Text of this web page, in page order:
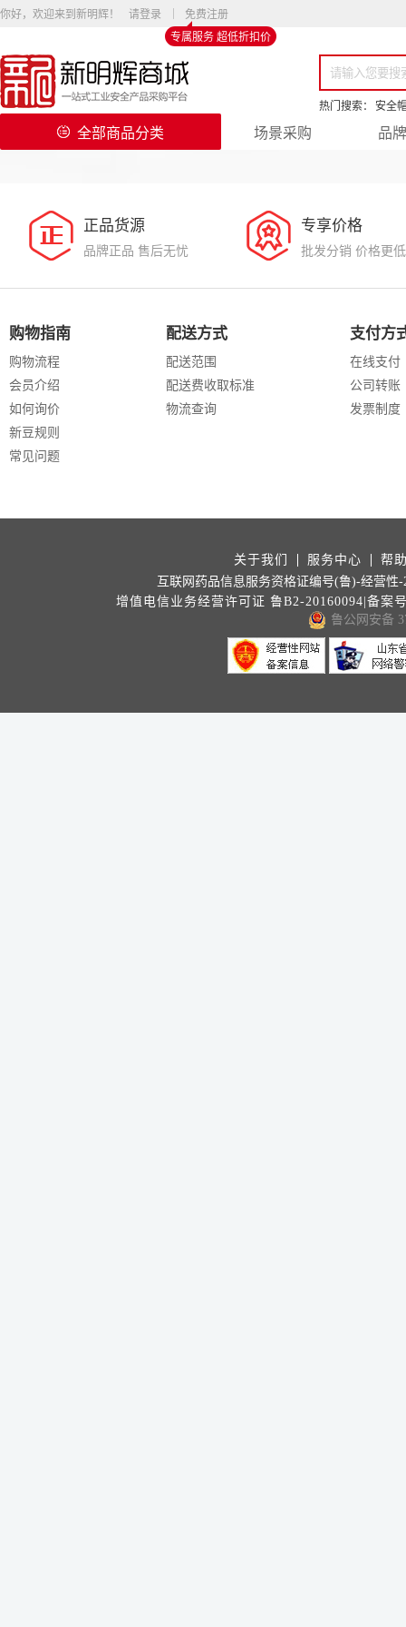
你好，欢迎来到新明辉！ 请登录
免费注册
专属服务 超低折扣价
热门搜索： 安全
全部商品分类 场景采购 品
正品货源
品牌正品 售后无忧
专享价格
批发分销 价格更低
购物指南
购物流程
会员介绍
如何询价
新豆规则
常见问题
配送方式
配送范围
配送费收取标准
物流查询
支付方
在线支付
公司转账
发票制度
关于我们 服务中心
帮
互联网药品信息服务资格证编号(鲁)-经营性-
增值电信业务经营许可证 鲁B2-20160094|备案
鲁公网安备